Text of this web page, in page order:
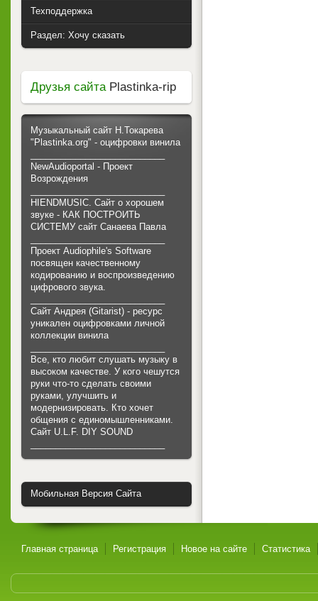
Техподдержка
Раздел: Хочу сказать
Друзья сайтаPlastinka-rip
Музыкальный сайт Н.Токарева
"Plastinka.org" - оцифровки винила
NewAudioportal - Проект
Возрождения
HIENDMUSIC. Сайт о хорошем
звуке - КАК ПОСТРОИТЬ
СИСТЕМУ сайт Санаева Павла
Проект Audiophile's Software
посвящен качественному
кодированию и воспроизведению
цифрового звука.
Сайт Андрея (Gitarist) - ресурс
уникален оцифровками личной
коллекции винила
Все, кто любит слушать музыку в
высоком качестве. У кого чешутся
руки что-то сделать своими
руками, улучшить и
модернизировать. Кто хочет
общения с единомышленниками.
Cайт U.L.F. DIY SOUND
Мобильная Версия Сайта
Главная страница Регистрация Новое на сайте Статистика